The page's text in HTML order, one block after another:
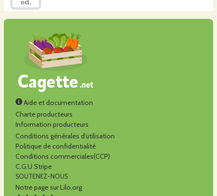
oct.
Aide et documentation
Charte producteurs
Information producteurs
Conditions générales d'utilisation
Politique de confidentialité
Conditions commerciales(CCP)
C.G.U Stripe
SOUTENEZ-NOUS
Notre page sur Lilo.org